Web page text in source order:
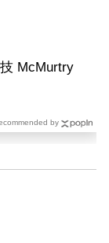
McMurtry
by